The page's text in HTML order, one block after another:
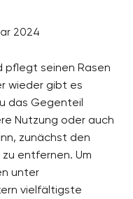
2024
pflegt seinen Rasen
wieder gibt es
das Gegenteil
Nutzung oder auch
zunächst den
entfernen. Um
unter
vielfältigste